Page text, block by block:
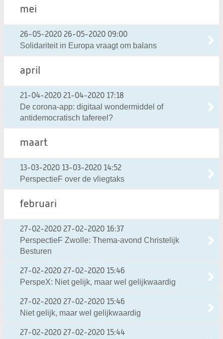
mei
26-05-2020 26-05-2020 09:00
Solidariteit in Europa vraagt om balans
april
21-04-2020 21-04-2020 17:18
De corona-app: digitaal wondermiddel of
antidemocratisch tafereel?
maart
13-03-2020 13-03-2020 14:52
PerspectieF over de vliegtaks
februari
27-02-2020 27-02-2020 16:37
PerspectieF Zwolle: Thema-avond Christelijk
Besturen
27-02-2020 27-02-2020 15:46
PerspeX: Niet gelijk, maar wel gelijkwaardig
27-02-2020 27-02-2020 15:46
Niet gelijk, maar wel gelijkwaardig
27-02-2020 27-02-2020 15:44